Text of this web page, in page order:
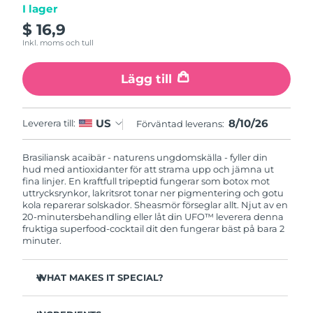
I lager
$ 16,9
Inkl. moms och tull
Lägg till
Leverera till: US Förväntad leverans: 8/10/26
Brasiliansk acaibär - naturens ungdomskälla - fyller din
hud med antioxidanter för att strama upp och jämna ut
fina linjer. En kraftfull tripeptid fungerar som botox mot
uttrycksrynkor, lakritsrot tonar ner pigmentering och gotu
kola reparerar solskador. Sheasmör förseglar allt. Njut av en
20-minutersbehandling eller låt din UFO™ leverera denna
fruktiga superfood-cocktail dit den fungerar bäst på bara 2
minuter.
WHAT MAKES IT SPECIAL?
Macao SAR
Malaysia Förväntad leverans8/12/26
Malta Förväntad leverans8/9/26
Mexiko Förväntad leverans8/13/26
Monaco Förväntad leverans8/10/26
Nederländerna Förväntad leverans 8/9/26
Nya Zeeland Förväntad leverans8/9/26
Norge Förväntad leverans8/9/26
Oman Förväntad leverans8/12/26